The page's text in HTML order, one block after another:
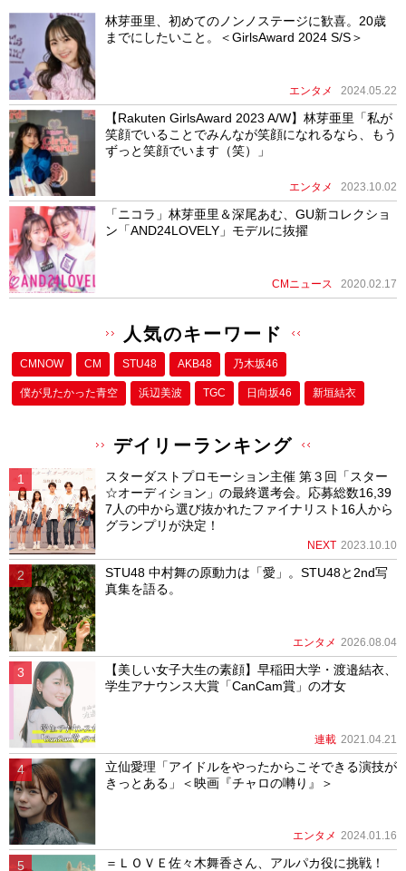
林芽亜里、初めてのノンノステージに歓喜。20歳
までにしたいこと。＜GirlsAward 2024 S/S＞
エンタメ 2024.05.22
【Rakuten GirlsAward 2023 A/W】林芽亜里「私が
笑顔でいることでみんなが笑顔になれるなら、もう
ずっと笑顔でいます（笑）」
エンタメ 2023.10.02
「ニコラ」林芽亜里＆深尾あむ、GU新コレクショ
ン「AND24LOVELY」モデルに抜擢
CMニュース 2020.02.17
人気のキーワード
CMNOW CM STU48 AKB48 乃木坂46
僕が⾒たかった⻘空 浜辺美波 TGC 日向坂46 新垣結衣
デイリーランキング
スターダストプロモーション主催 第３回「スター
☆オーディション」の最終選考会。応募総数16,39
7人の中から選び抜かれたファイナリスト16人から
グランプリが決定！
NEXT 2023.10.10
STU48 中村舞の原動力は「愛」。STU48と2nd写
真集を語る。
エンタメ 2026.08.04
【美しい女子大生の素顔】早稲田大学・渡邉結衣、
学生アナウンス大賞「CanCam賞」の才女
連載 2021.04.21
立仙愛理「アイドルをやったからこそできる演技が
きっとある」＜映画『チャロの囀り』＞
エンタメ 2024.01.16
＝ＬＯＶＥ佐々木舞香さん、アルパカ役に挑戦！